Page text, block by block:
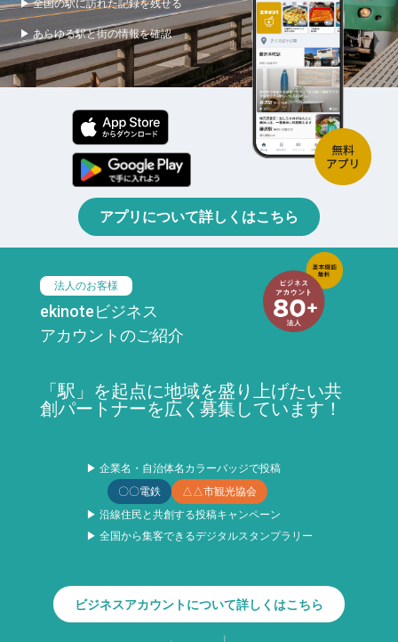
▶ 全国の駅に訪れた記録を残せる
▶ あらゆる駅と街の情報を確認
アプリについて詳しくはこちら
法人のお客様
ekinoteビジネス
アカウントのご紹介
「駅」を起点に地域を盛り上げたい共
創パートナーを広く募集しています！
▶ 企業名・自治体名カラーバッジで投稿
〇〇電鉄
△△市観光協会
▶ 沿線住民と共創する投稿キャンペーン
▶ 全国から集客できるデジタルスタンプラリー
ビジネスアカウントについて詳しくはこちら